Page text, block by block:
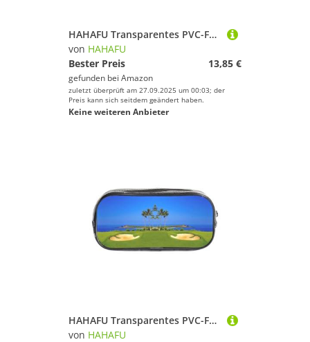
HAHAFU Transparentes PVC-Federmäppchen, Make-up-Tasche für Schule, Büro, Reisen, Fitnessstudio, Zubehör, Organizer (komplett bedruckte Vorderseite)
von HAHAFU
Bester Preis
13,85 €
gefunden bei Amazon
zuletzt überprüft am 27.09.2025 um 00:03; der
Preis kann sich seitdem geändert haben.
Keine weiteren Anbieter
HAHAFU Transparentes PVC-Federmäppchen, Make-up-Tasche für Schule, Büro, Reisen, Fitnessstudio, Zubehör, Organizer (komplett bedruckte Vorderseite)
von HAHAFU